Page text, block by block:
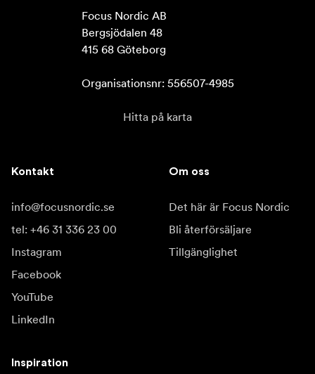
Focus Nordic AB
Bergsjödalen 48
415 68 Göteborg
Organisationsnr: 556507-4985
Hitta på karta
Kontakt
info@focusnordic.se
tel: +46 31 336 23 00
Instagram
Facebook
YouTube
LinkedIn
Om oss
Det här är Focus Nordic
Bli återförsäljare
Tillgänglighet
Inspiration